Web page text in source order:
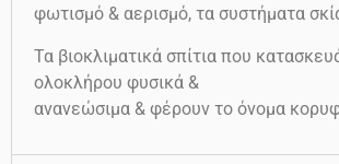
φωτισμό & αερισμό, τα συστήματα
Τα βιοκλιματικά σπίτια που
ολοκλήρου φυσικά &
ανανεώσιμα & φέρουν το όνομα